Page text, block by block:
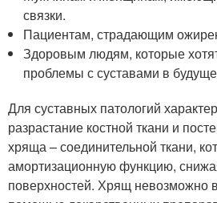
связки.
Пациентам, страдающим
Здоровым людям, которые
проблемы с суставами в
Для суставных патологий
разрастание костной ткани и
хряща – соединительной ткани,
амортизационную функцию,
поверхностей. Хрящ невозможно